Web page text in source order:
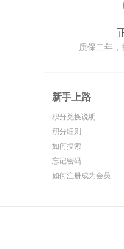
质保二年
新手上路
积分兑换说明
积分细则
如何搜索
忘记密码
如何注册成为会员